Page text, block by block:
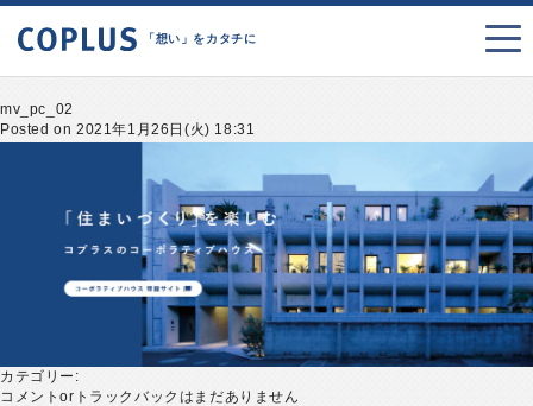
「想い」をカタチに
mv_pc_02
Posted on 2021年1月26日(火) 18:31
カテゴリー:
コメントorトラックバックはまだありません